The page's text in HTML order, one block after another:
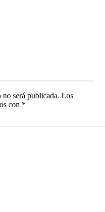
será publicada. Los
con *